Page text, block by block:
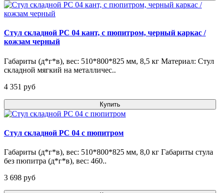
Стул складной РС 04 кант, с пюпитром, черный каркас /
кожзам черный
Габариты (д*г*в), вес: 510*800*825 мм, 8,5 кг Материал: Стул
складной мягкий на металличес..
4 351 pуб
Купить
Стул складной РС 04 с пюпитром
Габариты (д*г*в), вес: 510*800*825 мм, 8,0 кг Габариты стула
без пюпитра (д*г*в), вес: 460..
3 698 pуб